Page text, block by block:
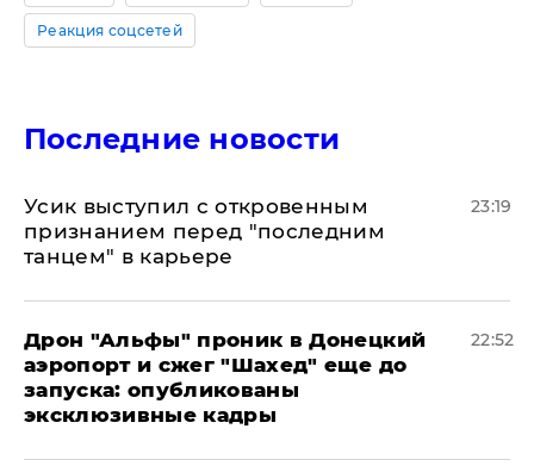
Реакция соцсетей
Последние новости
Усик выступил с откровенным
признанием перед "последним
танцем" в карьере
23:19
Дрон "Альфы" проник в Донецкий
аэропорт и сжег "Шахед" еще до
запуска: опубликованы
эксклюзивные кадры
22:52